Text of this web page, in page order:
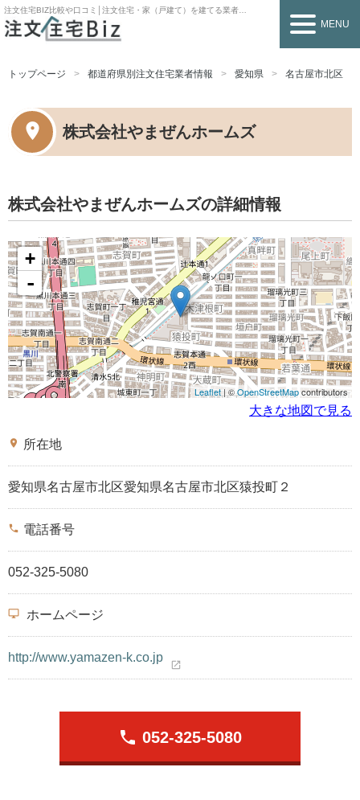
注文住宅BIZ比較や口コミ│注文住宅・家（戸建て）を建てる業者を探すなら
MENU
トップページ 都道府県別注文住宅業者情報 愛知県 名古屋市北区
株式会社やまぜんホームズ
株式会社やまぜんホームズの詳細情報
+
-
Leaflet| ©OpenStreetMapcontributors
大きな地図で見る
place 所在地
愛知県名古屋市北区愛知県名古屋市北区猿投町２
phone 電話番号
052-325-5080
desktop_windows ホームページ
http://www.yamazen-k.co.jp
open_in_new
phone 052-325-5080